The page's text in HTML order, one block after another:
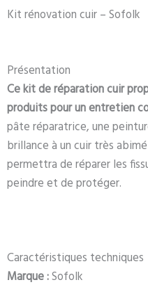
Kit rénovation cuir – Sofolk
Présentation
Ce kit de réparation cuir
produits pour un entretien
pâte réparatrice, une
brillance à un cuir très
permettra de réparer les
peindre et de protéger.
Caractéristiques techniques
Marque :Sofolk